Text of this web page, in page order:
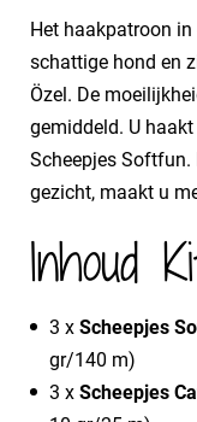
Het haakpatroon in
schattige hond en
Özel. De
gemiddeld. U
Scheepjes Softfun.
gezicht, maakt u
Inhoud
3 x Scheepjes
gr/140 m)
3 x Scheepjes